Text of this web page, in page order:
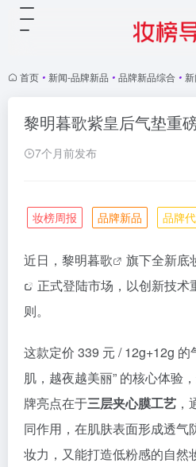
首页 • 新闻-品牌新品 • 品牌新品综合 •
黎明暮歌紫皇后气垫重
7个月前发布
妆榜周报 品牌新品 品牌
近日， 黎明暮歌 旗下全新
正式登陆市场，以创新技
则。
这款定价 339 元 / 12g+12g 的
肌，越夜越美丽” 的核心体验
牌亮点在于三层夹心膜工艺
同作用，在肌肤表面形成透气
妆力，又能打造低粉感的自然